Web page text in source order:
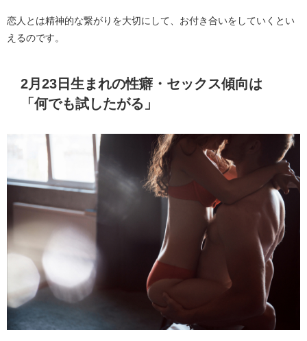
恋人とは精神的な繋がりを大切にして、お付き合いをしていくとい
えるのです。
2月23日生まれの性癖・セックス傾向は
「何でも試したがる」